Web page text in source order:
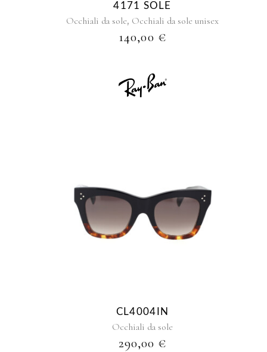
4171 SOLE
Occhiali da sole, Occhiali da sole unisex
140,00 €
CL4004IN
Occhiali da sole
290,00 €